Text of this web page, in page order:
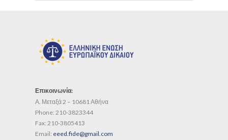
Επικοινωνία:
Α. Μεταξά 2 – 10681 Αθήνα
Phone: 210-3823344
Fax: 210-3805413
Email: eeed.fide@gmail.com